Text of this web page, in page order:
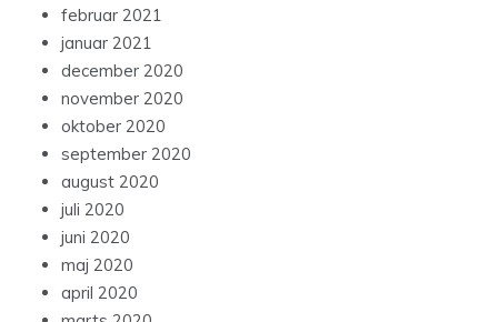
februar 2021
januar 2021
december 2020
november 2020
oktober 2020
september 2020
august 2020
juli 2020
juni 2020
maj 2020
april 2020